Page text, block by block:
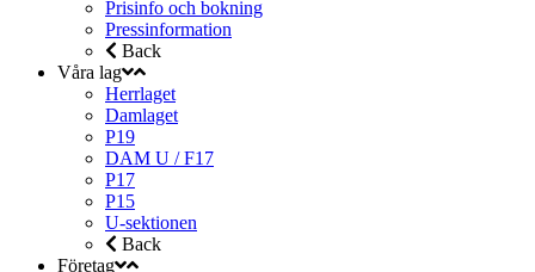
Prisinfo och bokning
Pressinformation
Back
Våra lag
Herrlaget
Damlaget
P19
DAM U / F17
P17
P15
U-sektionen
Back
Företag